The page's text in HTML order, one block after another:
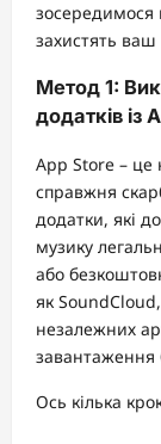
зосередимося
захистять ваш
Метод 1:
додатків із
App Store – це
справжня
додатки, які
музику
або
як
незалежних
завантаження
Ось кілька